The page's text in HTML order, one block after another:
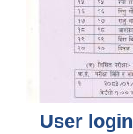
User login